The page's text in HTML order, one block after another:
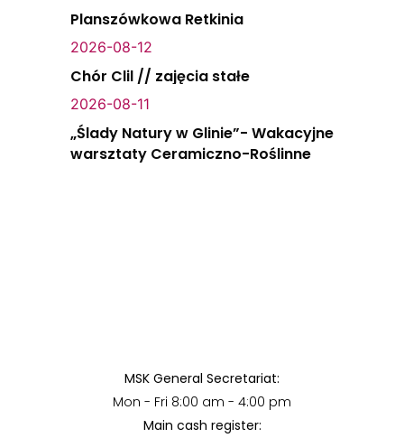
Planszówkowa Retkinia
2026-08-12
Chór Clil // zajęcia stałe
2026-08-11
„Ślady Natury w Glinie”- Wakacyjne
warsztaty Ceramiczno-Roślinne
MSK General Secretariat:
Mon - Fri 8:00 am - 4:00 pm
Main cash register: